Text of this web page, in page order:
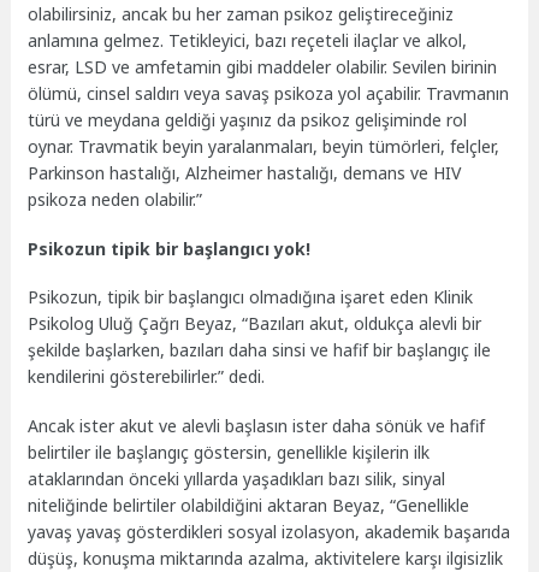
olabilirsiniz, ancak bu her zaman psikoz geliştireceğiniz
anlamına gelmez. Tetikleyici, bazı reçeteli ilaçlar ve alkol,
esrar, LSD ve amfetamin gibi maddeler olabilir. Sevilen birinin
ölümü, cinsel saldırı veya savaş psikoza yol açabilir. Travmanın
türü ve meydana geldiği yaşınız da psikoz gelişiminde rol
oynar. Travmatik beyin yaralanmaları, beyin tümörleri, felçler,
Parkinson hastalığı, Alzheimer hastalığı, demans ve HIV
psikoza neden olabilir.”
Psikozun tipik bir başlangıcı yok!
Psikozun, tipik bir başlangıcı olmadığına işaret eden Klinik
Psikolog Uluğ Çağrı Beyaz, “Bazıları akut, oldukça alevli bir
şekilde başlarken, bazıları daha sinsi ve hafif bir başlangıç ile
kendilerini gösterebilirler.” dedi.
Ancak ister akut ve alevli başlasın ister daha sönük ve hafif
belirtiler ile başlangıç göstersin, genellikle kişilerin ilk
ataklarından önceki yıllarda yaşadıkları bazı silik, sinyal
niteliğinde belirtiler olabildiğini aktaran Beyaz, “Genellikle
yavaş yavaş gösterdikleri sosyal izolasyon, akademik başarıda
düşüş, konuşma miktarında azalma, aktivitelere karşı ilgisizlik